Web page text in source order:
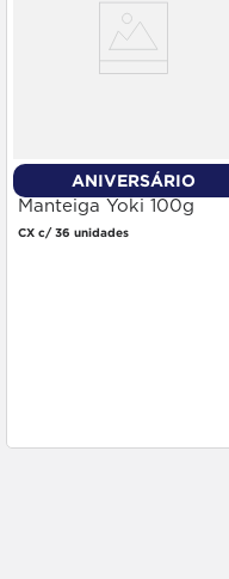
ANIVERSÁRIO
Pipoca para Microondas
Manteiga Yoki 100g
CX c/ 36 unidades